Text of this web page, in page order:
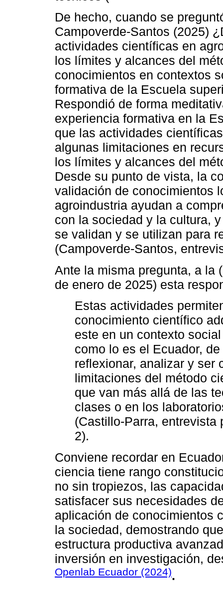
De hecho, cuando se
Campoverde-Santos (2025)
actividades científicas en
los límites y alcances del
conocimientos en contextos
formativa de la Escuela
Respondió de forma
experiencia formativa en la
que las actividades
algunas limitaciones en
los límites y alcances del
Desde su punto de vista, la
validación de conocimientos
agroindustria ayudan a
con la sociedad y la cultura,
se validan y se utilizan para
(Campoverde-Santos,
Ante la misma pregunta, a la
de enero de 2025) esta
Estas actividades
conocimiento científico
este en un contexto
como lo es el Ecuador,
reflexionar, analizar y ser
limitaciones del método
que van más allá de las
clases o en los
(Castillo-Parra, entrevista
2).
Conviene recordar en
ciencia tiene rango
no sin tropiezos, las
satisfacer sus necesidades
aplicación de conocimientos
la sociedad, demostrando
estructura productiva
inversión en investigación,
Openlab Ecuador (2024).